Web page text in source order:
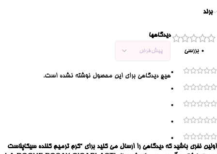
برند
0 بررسی
0
0
0
0
0
دیدگاهها
هیچ دیدگاهی برای این محصول نوشته نشده است.
اولین نفری باشید که دیدگاهی را ارسال می کنید برای “کرم ترمیم کننده سیکاپلاست